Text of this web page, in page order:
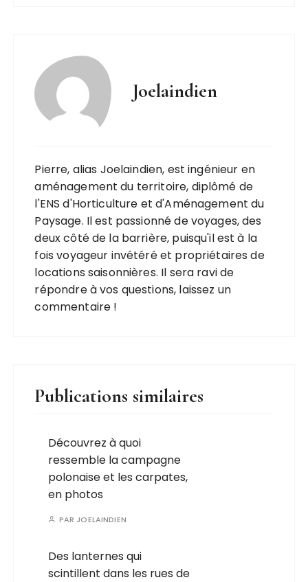
Joelaindien
Pierre, alias Joelaindien, est ingénieur en
aménagement du territoire, diplômé de
l'ENS d'Horticulture et d'Aménagement du
Paysage. Il est passionné de voyages, des
deux côté de la barrière, puisqu'il est à la
fois voyageur invétéré et propriétaires de
locations saisonnières. Il sera ravi de
répondre à vos questions, laissez un
commentaire !
Publications similaires
Découvrez à quoi
ressemble la campagne
polonaise et les carpates,
en photos
PAR JOELAINDIEN
Des lanternes qui
scintillent dans les rues de